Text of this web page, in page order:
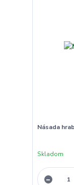
Násada
Skladom